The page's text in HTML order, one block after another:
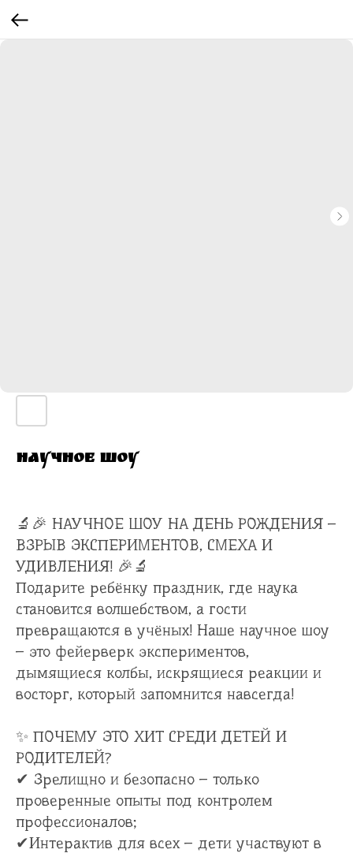
Научное шоу
🔬🎉 НАУЧНОЕ ШОУ НА ДЕНЬ РОЖДЕНИЯ –
ВЗРЫВ ЭКСПЕРИМЕНТОВ, СМЕХА И
УДИВЛЕНИЯ! 🎉🔬
Подарите ребёнку праздник, где наука
становится волшебством, а гости
превращаются в учёных! Наше научное шоу
– это фейерверк экспериментов,
дымящиеся колбы, искрящиеся реакции и
восторг, который запомнится навсегда!
✨ ПОЧЕМУ ЭТО ХИТ СРЕДИ ДЕТЕЙ И
РОДИТЕЛЕЙ?
✔ Зрелищно и безопасно – только
проверенные опыты под контролем
профессионалов;
✔Интерактив для всех – дети участвуют в